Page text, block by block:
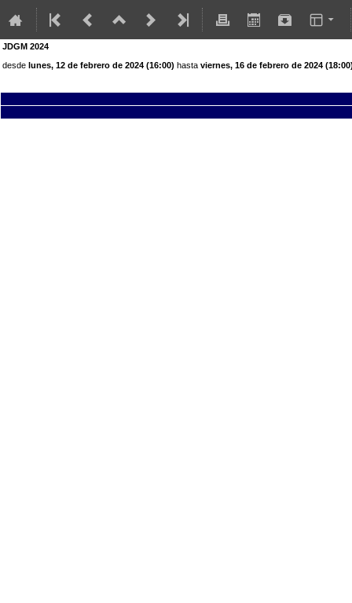
JDGM 2024
desde lunes, 12 de febrero de 2024 (16:00) hasta viernes, 16 de febrero de 2024